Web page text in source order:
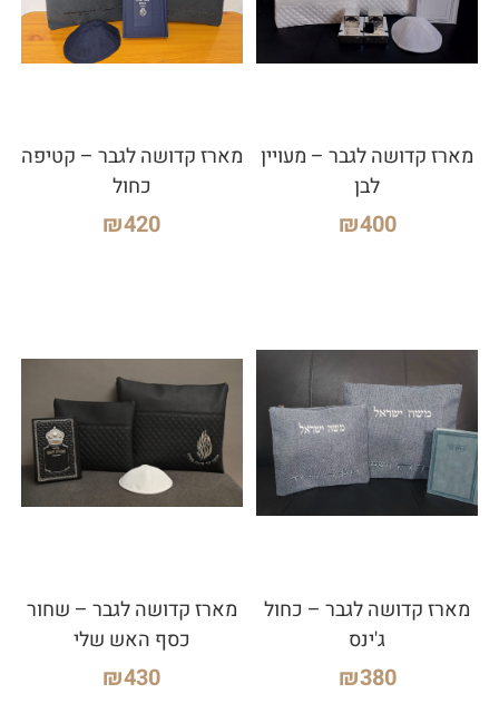
מארז קדושה לגבר – מעויין
לבן
₪400
מארז קדושה לגבר – קטיפה
כחול
₪420
מארז קדושה לגבר – כחול
ג'ינס
₪380
מארז קדושה לגבר – שחור
כסף האש שלי
₪430